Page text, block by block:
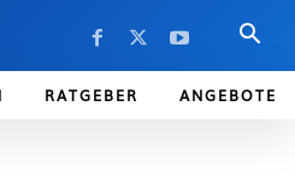
RATGEBER ANGEBOTE